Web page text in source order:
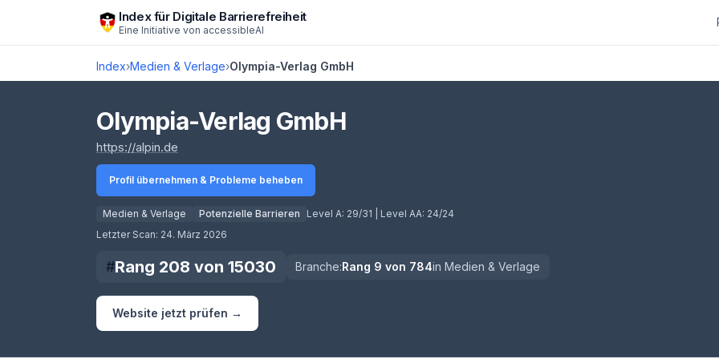
Zum Hauptinhalt springenIndex für Digitale Barrierefreiheit
Eine Initiative von accessibleAI
Index›Medien & Verlage›Olympia-Verlag GmbH
Score lädt
Olympia-Verlag GmbH
https://alpin.de
Profil übernehmen & Probleme beheben
Medien & Verlage Potenzielle Barrieren Level A: 29/31 | Level AA: 24/24
Letzter Scan: 24. März 2026
#Rang 208 von 15030 Branche:Rang 9 von 784in Medien & Verlage
Website jetzt prüfen →